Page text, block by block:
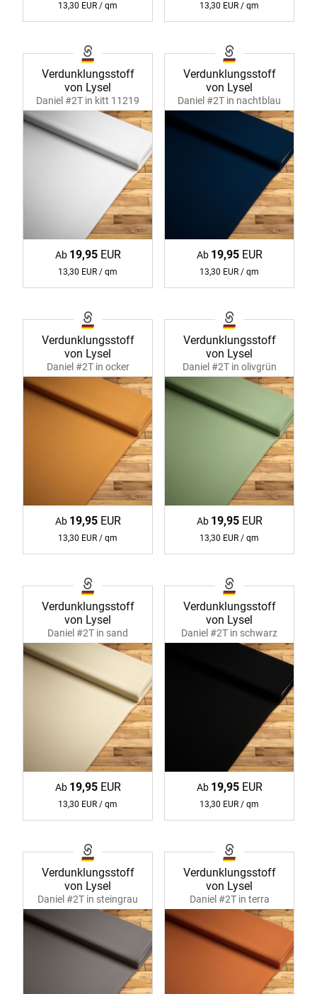
13,30 EUR / qm 13,30 EUR / qm
Verdunklungsstoff
von Lysel
Daniel #2T in kitt 11219
Ab 19,95EUR
13,30 EUR / qm
Verdunklungsstoff
von Lysel
Daniel #2T in nachtblau
11219
Ab 19,95EUR
13,30 EUR / qm
Verdunklungsstoff
von Lysel
Daniel #2T in ocker
11219
Ab 19,95EUR
13,30 EUR / qm
Verdunklungsstoff
von Lysel
Daniel #2T in olivgrün
11219
Ab 19,95EUR
13,30 EUR / qm
Verdunklungsstoff
von Lysel
Daniel #2T in sand
11219
Ab 19,95EUR
13,30 EUR / qm
Verdunklungsstoff
von Lysel
Daniel #2T in schwarz
11219
Ab 19,95EUR
13,30 EUR / qm
Verdunklungsstoff
von Lysel
Daniel #2T in steingrau
11219
Verdunklungsstoff
von Lysel
Daniel #2T in terra
11219